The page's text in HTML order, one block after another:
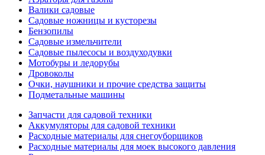
Валики садовые
Садовые ножницы и кусторезы
Бензопилы
Садовые измельчители
Садовые пылесосы и воздуходувки
Мотобуры и ледорубы
Дровоколы
Очки, наушники и прочие средства защиты
Подметальные машины
Запчасти для садовой техники
Аккумуляторы для садовой техники
Расходные материалы для снегоуборщиков
Расходные материалы для моек высокого давления